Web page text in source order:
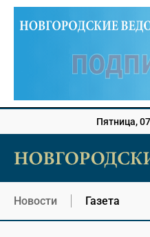
Пятница,
Новости Газета